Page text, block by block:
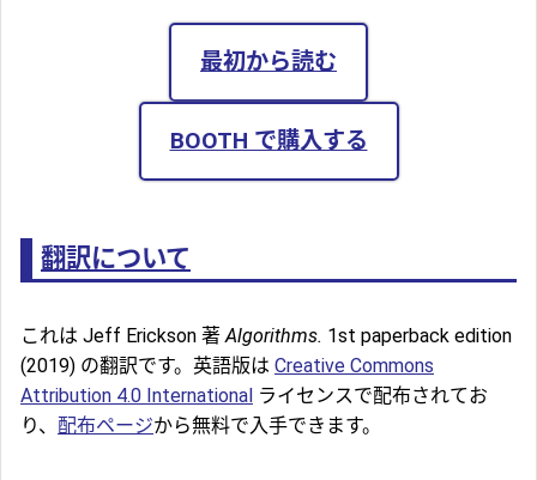
最初から読む
BOOTH で購入する
翻訳について
これは Jeff Erickson 著 Algorithms. 1st paperback edition
(2019) の翻訳です。英語版は Creative Commons
Attribution 4.0 International ライセンスで配布されてお
り、 配布ページから無料で入手できます。